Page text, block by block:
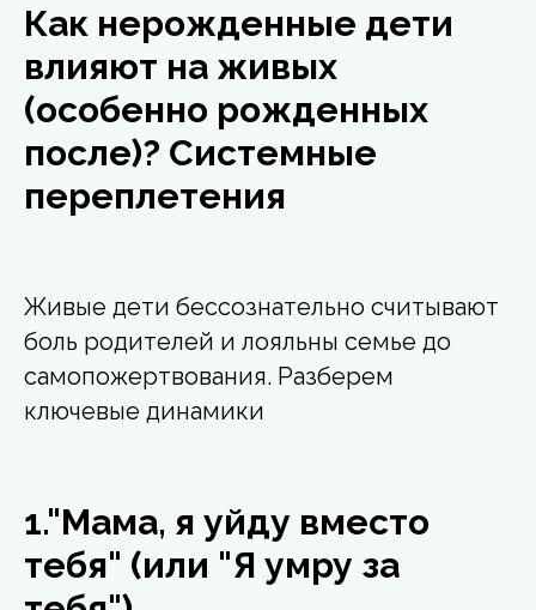
Как нерожденные дети
влияют на живых
(особенно рожденных
после)? Системные
переплетения
Живые дети бессознательно считывают
боль родителей и лояльны семье до
самопожертвования. Разберем
ключевые динамики
1."Мама, я уйду вместо
тебя" (или "Я умру за